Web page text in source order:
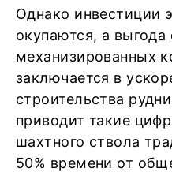
Однако инвестиции
окупаются, а выгода
механизированных
заключается в
строительства
приводит такие
шахтного ствола
50% времени от